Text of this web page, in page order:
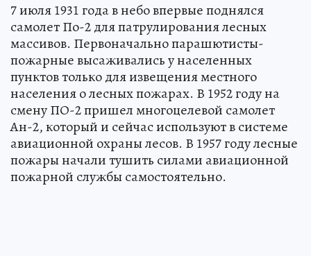
7 июля 1931 года в небо впервые поднялся
самолет По-2 для патрулирования лесных
массивов. Первоначально парашютисты-
пожарные высаживались у населенных
пунктов только для извещения местного
населения о лесных пожарах. В 1952 году на
смену ПО-2 пришел многоцелевой самолет
Ан-2, который и сейчас используют в системе
авиационной охраны лесов. В 1957 году лесные
пожары начали тушить силами авиационной
пожарной службы самостоятельно.